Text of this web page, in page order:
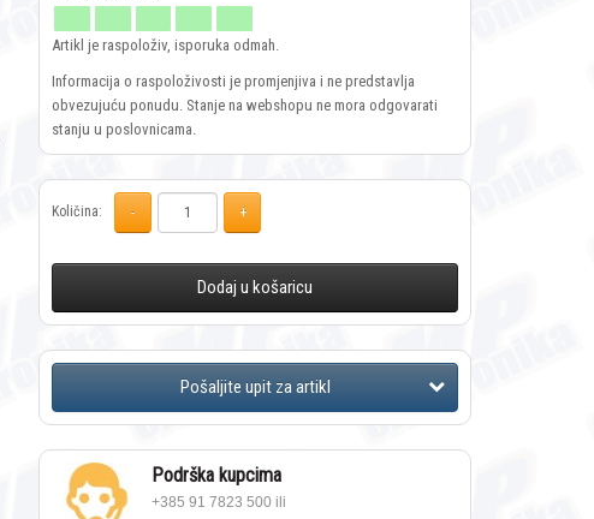
Artikl je raspoloživ, isporuka odmah.
Informacija o raspoloživosti je promjenjiva i ne predstavlja
obvezujuću ponudu. Stanje na webshopu ne mora odgovarati
stanju u poslovnicama.
Količina:
Dodaj u košaricu
Podrška kupcima
+385 91 7823 500 ili